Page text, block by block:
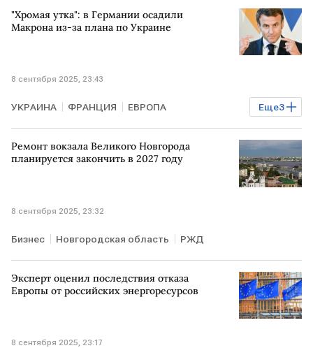
"Хромая утка": в Германии осадили
Макрона из-за плана по Украине
8 сентября 2025, 23:43
Еще3
УКРАИНА ФРАНЦИЯ ЕВРОПА
Эммануэль Макрон ЕС НАТО
Ремонт вокзала Великого Новгорода
планируется закончить в 2027 году
8 сентября 2025, 23:32
Бизнес Новгородская область РЖД
Эксперт оценил последствия отказа
Европы от российских энергоресурсов
8 сентября 2025, 23:17